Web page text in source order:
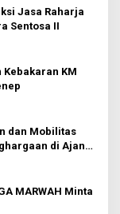
Jasa Raharja
Sentosa II
KM
dan Mobilitas
di Ajang
MARWAH Minta